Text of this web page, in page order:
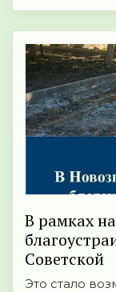
В рамках
Советской
Это стало